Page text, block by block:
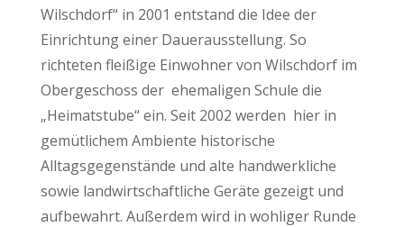
Wilschdorf“ in 2001 entstand die Idee der
Einrichtung einer Dauerausstellung. So
richteten fleißige Einwohner von Wilschdorf im
Obergeschoss der ehemaligen Schule die
„Heimatstube“ ein. Seit 2002 werden hier in
gemütlichem Ambiente historische
Alltagsgegenstände und alte handwerkliche
sowie landwirtschaftliche Geräte gezeigt und
aufbewahrt. Außerdem wird in wohliger Runde